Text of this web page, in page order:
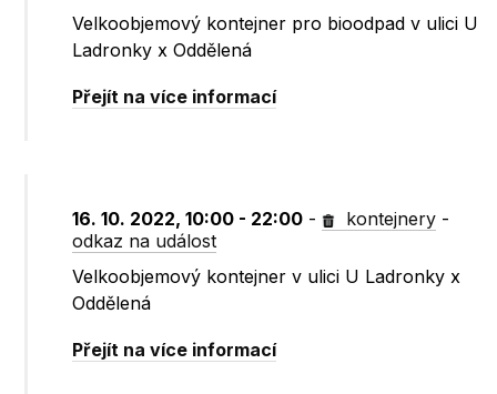
Velkoobjemový kontejner pro bioodpad v ulici U
Ladronky x Oddělená
Přejít na více informací
16. 10. 2022, 10:00 - 22:00 - kontejnery -
odkaz na událost
Velkoobjemový kontejner v ulici U Ladronky x
Oddělená
Přejít na více informací